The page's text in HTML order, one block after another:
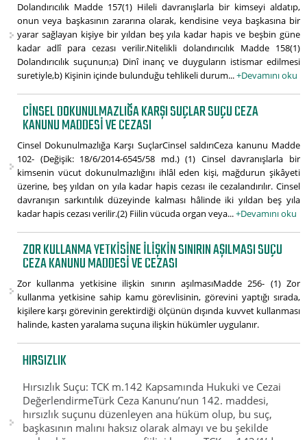
Dolandırıcılık Madde 157(1) Hileli davranışlarla bir kimseyi aldatıp,
onun veya başkasının zararına olarak, kendisine veya başkasına bir
yarar sağlayan kişiye bir yıldan beş yıla kadar hapis ve beşbin güne
kadar adlî para cezası verilir.Nitelikli dolandırıcılık Madde 158(1)
Dolandırıcılık suçunun;a) Dinî inanç ve duyguların istismar edilmesi
suretiyle,b) Kişinin içinde bulunduğu tehlikeli durum...+Devamını oku
CINSEL DOKUNULMAZLIĞA KARŞI SUÇLAR SUÇU CEZA
KANUNU MADDESI VE CEZASI
Cinsel Dokunulmazlığa Karşı SuçlarCinsel saldırıCeza kanunu Madde
102- (Değişik: 18/6/2014-6545/58 md.) (1) Cinsel davranışlarla bir
kimsenin vücut dokunulmazlığını ihlâl eden kişi, mağdurun şikâyeti
üzerine, beş yıldan on yıla kadar hapis cezası ile cezalandırılır. Cinsel
davranışın sarkıntılık düzeyinde kalması hâlinde iki yıldan beş yıla
kadar hapis cezası verilir.(2) Fiilin vücuda organ veya...+Devamını oku
ZOR KULLANMA YETKISINE ILIŞKIN SINIRIN AŞILMASI SUÇU
CEZA KANUNU MADDESI VE CEZASI
Zor kullanma yetkisine ilişkin sınırın aşılmasıMadde 256- (1) Zor
kullanma yetkisine sahip kamu görevlisinin, görevini yaptığı sırada,
kişilere karşı görevinin gerektirdiği ölçünün dışında kuvvet kullanması
halinde, kasten yaralama suçuna ilişkin hükümler uygulanır.
HIRSIZLIK
Hırsızlık Suçu: TCK m.142 Kapsamında Hukuki ve Cezai
DeğerlendirmeTürk Ceza Kanunu’nun 142. maddesi,
hırsızlık suçunu düzenleyen ana hüküm olup, bu suç,
başkasının malını haksız olarak almayı ve bu şekilde